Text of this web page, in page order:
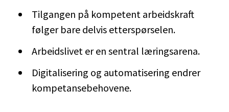
Tilgangen på kompetent arbeidskraft
følger bare delvis etterspørselen.
Arbeidslivet er en sentral læringsarena.
Digitalisering og automatisering endrer
kompetansebehovene.